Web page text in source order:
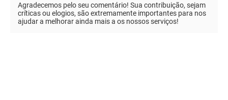
Agradecemos pelo seu comentário! Sua contribuição, sejam
críticas ou elogios, são extremamente importantes para nos
ajudar a melhorar ainda mais a os nossos serviços!